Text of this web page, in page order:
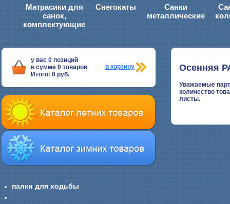
Матрасики для
санок,
комплектующие
Снегокаты
Санки
металлические
у вас 0 позиций
в сумме 0 товаров
Итого: 0 руб.
в корзину
палки для ходьбы
Осенняя
Уважаемые
количество
листы.